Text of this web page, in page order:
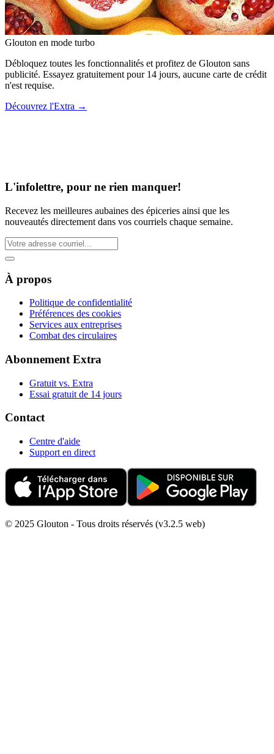
Glouton en mode turbo
Débloquez toutes les fonctionnalités et profitez de Glouton sans
publicité. Essayez gratuitement pour 14 jours, aucune carte de crédit
n'est requise.
Découvrez l'Extra →
L'infolettre, pour ne rien manquer!
Recevez les meilleures aubaines des épiceries ainsi que les
nouveautés directement dans vos courriels chaque semaine.
À propos
Politique de confidentialité
Préférences des cookies
Services aux entreprises
Combat des circulaires
Abonnement Extra
Gratuit vs. Extra
Essai gratuit de 14 jours
Contact
Centre d'aide
Support en direct
© 2025 Glouton - Tous droits réservés (v3.2.5 web)